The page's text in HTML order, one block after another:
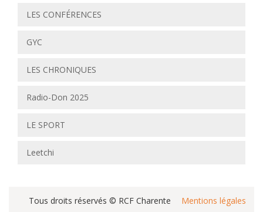
LES CONFÉRENCES
GYC
LES CHRONIQUES
Radio-Don 2025
LE SPORT
Leetchi
Tous droits réservés © RCF Charente Mentions légales